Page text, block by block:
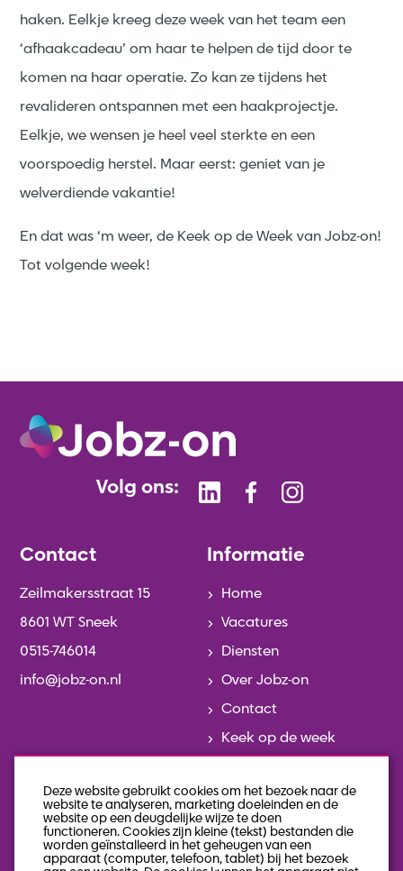
haken. Eelkje kreeg deze week van het team een
‘afhaakcadeau’ om haar te helpen de tijd door te
komen na haar operatie. Zo kan ze tijdens het
revalideren ontspannen met een haakprojectje.
Eelkje, we wensen je heel veel sterkte en een
voorspoedig herstel. Maar eerst: geniet van je
welverdiende vakantie!
En dat was ‘m weer, de Keek op de Week van Jobz-on!
Tot volgende week!
Volg ons:
Contact
Zeilmakersstraat 15
8601 WT Sneek
0515-746014
info@jobz-on.nl
Informatie
Home
Vacatures
Diensten
Over Jobz-on
Contact
Keek op de week
Team
Geschiedenis
Veelgestelde vragen
Deze website gebruikt cookies om het bezoek naar de
website te analyseren, marketing doeleinden en de
website op een deugdelijke wijze te doen
functioneren. Cookies zijn kleine (tekst) bestanden die
worden geïnstalleerd in het geheugen van een
apparaat (computer, telefoon, tablet) bij het bezoek